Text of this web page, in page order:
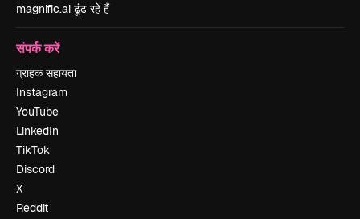
magnific.ai ढूंढ रहे हैं
संपर्क करें
ग्राहक सहायता
Instagram
YouTube
LinkedIn
TikTok
Discord
X
Reddit